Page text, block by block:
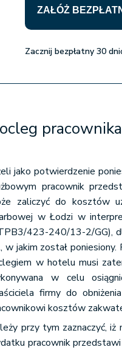
ZAŁÓŻ
Zacznij bezpłatny 30
jako potwierdzenie
pracownik
zaliczyć do kosztów
w Łodzi w
423-240/13-2/GG),
w jakim został
w hotelu musi
w celu
firmy do
kosztów
przy tym zaznaczyć,
pracownik